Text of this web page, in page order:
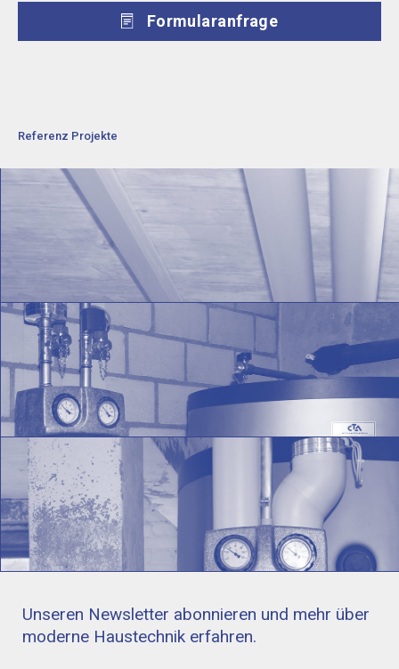
Formularanfrage
Referenz Projekte
Unseren Newsletter abonnieren und mehr über
moderne Haustechnik erfahren.